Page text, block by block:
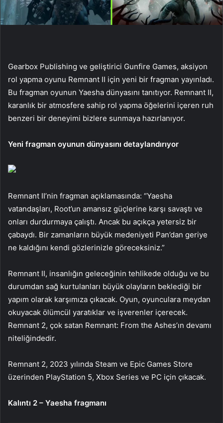
Gearbox Publishing ve geliştirici Gunfire Games, aksiyon
rol yapma oyunu Remnant II için yeni bir fragman yayınladı.
Bu fragman oyunun Yaesha dünyasını tanıtıyor. Remnant II,
karanlık bir atmosfere sahip rol yapma öğelerini içeren ruh
benzeri bir deneyimi bizlere sunmaya hazırlanıyor.
Yeni fragman oyunun dünyasını detaylandırıyor
Remnant II’nin fragman açıklamasında: “Yaesha
vatandaşları, Root’un amansız güçlerine karşı savaştı ve
onları durdurmaya çalıştı. Ancak bu açıkça yetersiz bir
çabaydı. Bir zamanların büyük medeniyeti Pan’dan geriye
ne kaldığını kendi gözlerinizle göreceksiniz.”
Remnant II, insanlığın geleceğinin tehlikede olduğu ve bu
durumdan sağ kurtulanları büyük olayların beklediği bir
yapım olarak karşımıza çıkacak. Oyun, oyunculara meydan
okuyacak ölümcül yaratıklar ve işverenler içerecek.
Remnant 2, çok satan Remnant: From the Ashes’ın devamı
niteliğindedir.
Remnant 2, 2023 yılında Steam ve Epic Games Store
üzerinden PlayStation 5, Xbox Series ve PC için çıkacak.
Kalıntı 2 – Yaesha fragmanı